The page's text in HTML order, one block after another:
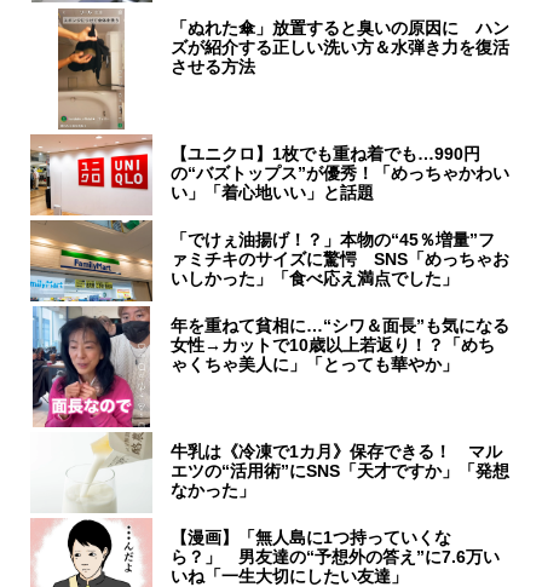
「ぬれた傘」放置すると臭いの原因に ハン
ズが紹介する正しい洗い方＆水弾き力を復活
させる方法
【ユニクロ】1枚でも重ね着でも…990円
の“バズトップス”が優秀！「めっちゃかわい
い」「着心地いい」と話題
「でけぇ油揚げ！？」本物の“45％増量”フ
ァミチキのサイズに驚愕 SNS「めっちゃお
いしかった」「食べ応え満点でした」
年を重ねて貧相に…“シワ＆面長”も気になる
女性→カットで10歳以上若返り！？「めち
ゃくちゃ美人に」「とっても華やか」
牛乳は《冷凍で1カ月》保存できる！ マル
エツの“活用術”にSNS「天才ですか」「発想
なかった」
【漫画】「無人島に1つ持っていくな
ら？」 男友達の“予想外の答え”に7.6万い
いね「一生大切にしたい友達」